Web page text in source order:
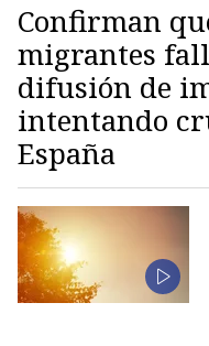
Confirman
migrantes
difusión de
intentando
España